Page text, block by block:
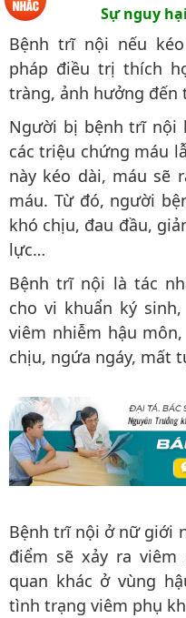
Sự nguy
Bệnh trĩ nội nếu
pháp điều trị thích
tràng, ảnh hưởng đến
Người bị bệnh trĩ nội
các triệu chứng máu
này kéo dài, máu sẽ
máu. Từ đó, người
khó chịu, đau đầu,
lực…
Bệnh trĩ nội là tác
cho vi khuẩn ký
viêm nhiễm hậu
chịu, ngứa ngáy, mất
Bệnh trĩ nội ở nữ giới
điểm sẽ xảy ra
quan khác ở vùng
tình trạng viêm phụ